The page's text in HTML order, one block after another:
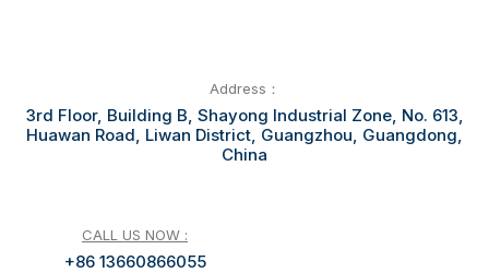
Address：
3rd Floor, Building B, Shayong Industrial Zone, No. 613,
Huawan Road, Liwan District, Guangzhou, Guangdong,
China
CALL US NOW :
+86 13660866055